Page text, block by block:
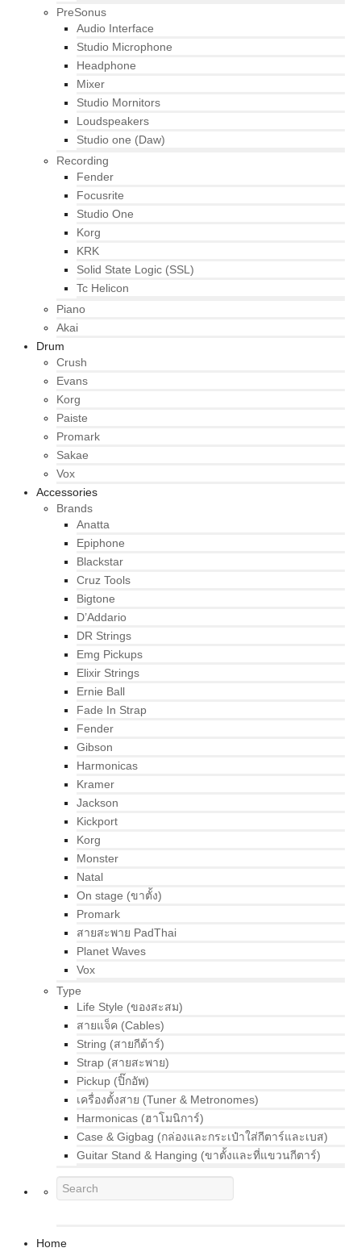
PreSonus
Audio Interface
Studio Microphone
Headphone
Mixer
Studio Mornitors
Loudspeakers
Studio one (Daw)
Recording
Fender
Focusrite
Studio One
Korg
KRK
Solid State Logic (SSL)
Tc Helicon
Piano
Akai
Drum
Crush
Evans
Korg
Paiste
Promark
Sakae
Vox
Accessories
Brands
Anatta
Epiphone
Blackstar
Cruz Tools
Bigtone
D’Addario
DR Strings
Emg Pickups
Elixir Strings
Ernie Ball
Fade In Strap
Fender
Gibson
Harmonicas
Kramer
Jackson
Kickport
Korg
Monster
Natal
On stage (ขาตั้ง)
Promark
สายสะพาย PadThai
Planet Waves
Vox
Type
Life Style (ของสะสม)
สายแจ็ค (Cables)
String (สายกีต้าร์)
Strap (สายสะพาย)
Pickup (ปิ๊กอัพ)
เครื่องตั้งสาย (Tuner & Metronomes)
Harmonicas (ฮาโมนิการ์)
Case & Gigbag (กล่องและกระเป๋าใส่กีตาร์และเบส)
Guitar Stand & Hanging (ขาตั้งและที่แขวนกีตาร์)
Home